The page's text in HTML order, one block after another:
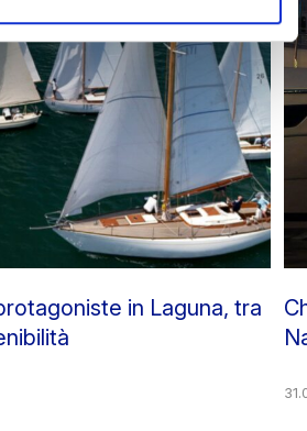
in Laguna, tra